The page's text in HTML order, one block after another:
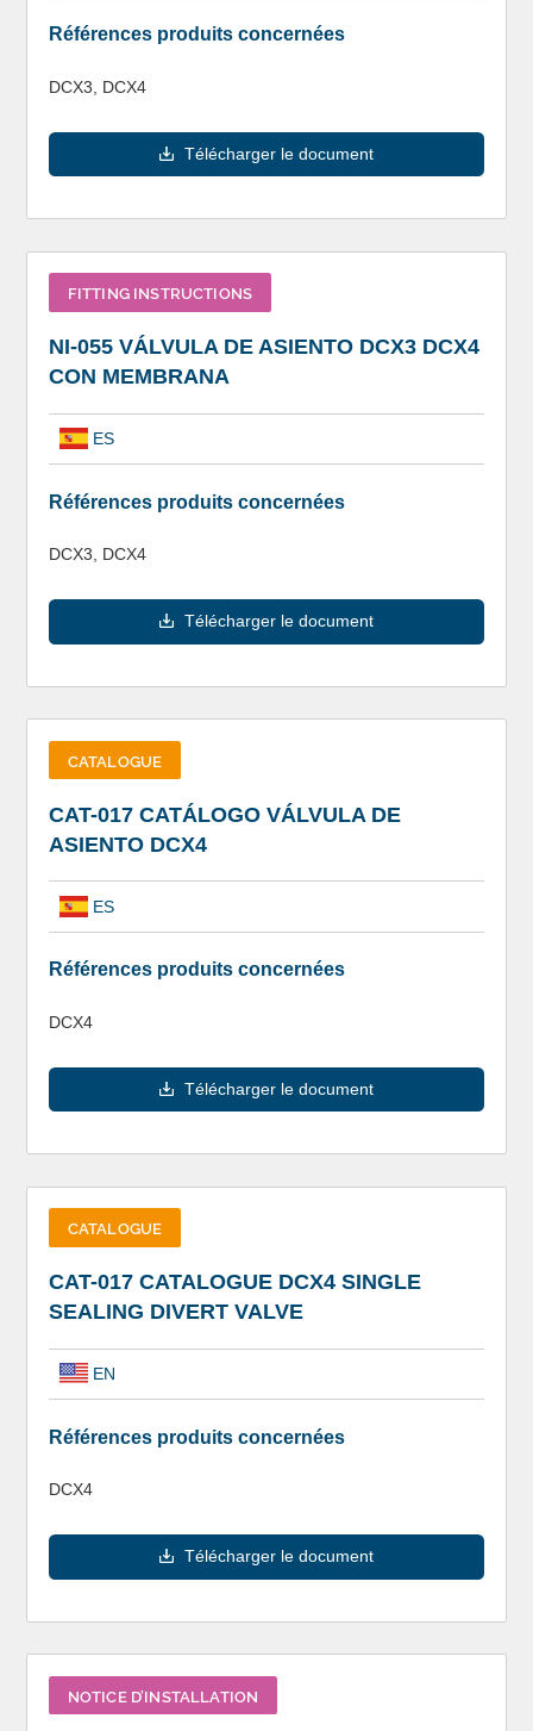
Références produits concernées
DCX3, DCX4
Télécharger le document
FITTING INSTRUCTIONS
NI-055 VÁLVULA DE ASIENTO DCX3 DCX4
CON MEMBRANA
ES
Références produits concernées
DCX3, DCX4
Télécharger le document
CATALOGUE
CAT-017 CATÁLOGO VÁLVULA DE
ASIENTO DCX4
ES
Références produits concernées
DCX4
Télécharger le document
CATALOGUE
CAT-017 CATALOGUE DCX4 SINGLE
SEALING DIVERT VALVE
EN
Références produits concernées
DCX4
Télécharger le document
NOTICE D’INSTALLATION